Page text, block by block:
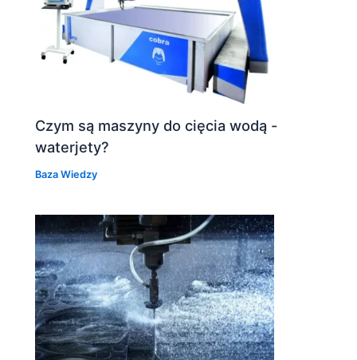
Czym są maszyny do cięcia wodą -
waterjety?
Baza Wiedzy